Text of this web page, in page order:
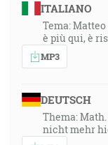
ITALIANO
Tema:
è più qui, è
MP3
DEUTSCH
Thema:
nicht mehr